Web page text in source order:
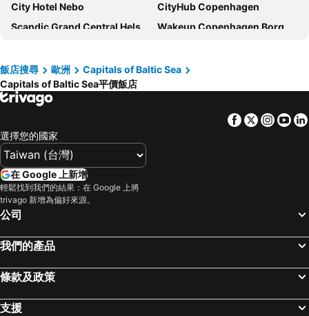
City Hotel Nebo
CityHub Copenhagen
Scandic Grand Central Helsinki
Wakeup Copenhagen Borgergade
Cabinn City
Hotel C Stockholm
Hotel Alexandra
Cabinn Copenhagen
Scandic Helsinki Hub
Radisson Blu Royal Viking Hotel, Stockholm
Marski by Scandic
Metropol Hotel
ibis Tallinn Center
a&o København Nørrebro
Go Hotel Ansgar
ProfilHotels Copenhagen Plaza
Radisson Collection Royal Hotel, Copenhagen
Mälardrottningen Yacht Hotel
飯店搜尋 歐洲
Capitals of Baltic Sea
Capitals of Baltic Sea平價飯店
Facebook
Twitter
選擇您的國家
在 Google 上新增
輕鬆找到我們的結果：在 Google 上將
trivago 新增為偏好來源。
公司
我們的產品
條款及政策
支援